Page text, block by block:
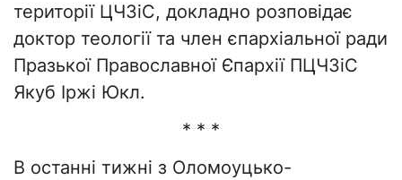
території ЦЧЗіС, докладно розповідає
доктор теології та член єпархіальної ради
Празької Православної Єпархії ПЦЧЗіС
Якуб Іржі Юкл.
* * *
В останні тижні з Оломоуцько-